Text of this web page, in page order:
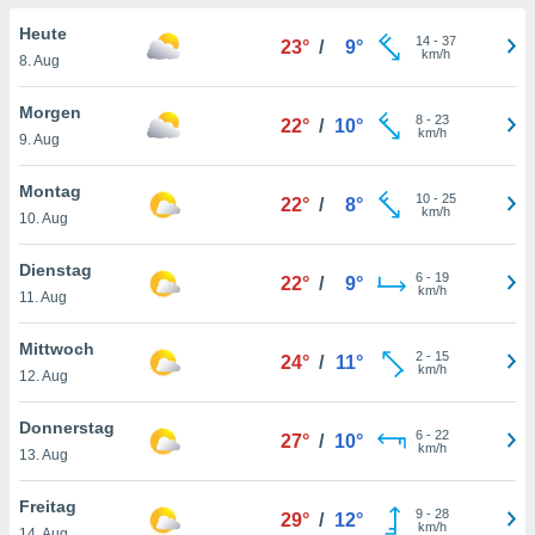
Partner
es uns
Profil zu
Ihnen
Inhalte
Weitere
finden
. Sie
Sie
Rand
Heute
8. Aug
23° / 9° 14- 37
km/h
Morgen
9. Aug
22° / 10° 8- 23
km/h
Montag
10. Aug
22° / 8° 10- 25
km/h
Dienstag
11. Aug
22° / 9° 6- 19
km/h
Mittwoch
12. Aug
24° / 11° 2- 15
km/h
Donnerstag
13. Aug
27° / 10° 6- 22
km/h
Freitag
29° / 12° 9- 28
km/h